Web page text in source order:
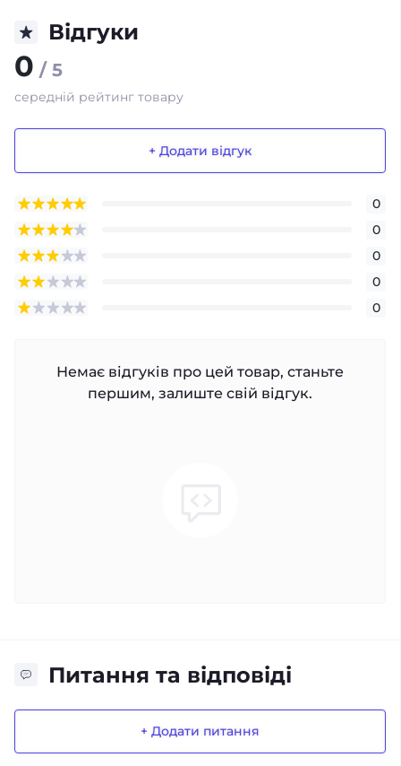
Відгуки
0 / 5
середній рейтинг товару
+ Додати відгук
0
0
0
0
0
Немає відгуків про цей товар, станьте
першим, залиште свій відгук.
Питання та відповіді
+ Додати питання